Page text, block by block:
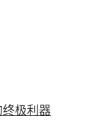
极利器